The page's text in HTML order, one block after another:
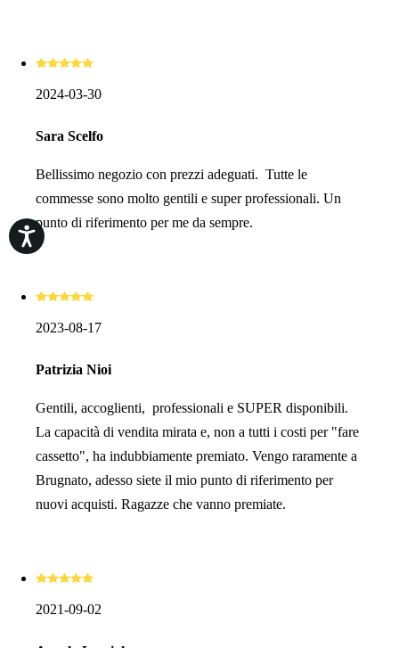
2024-03-30
Sara Scelfo
Bellissimo negozio con prezzi adeguati. Tutte le
commesse sono molto gentili e super professionali. Un
punto di riferimento per me da sempre.
2023-08-17
Patrizia Nioi
Gentili, accoglienti, professionali e SUPER disponibili.
La capacità di vendita mirata e, non a tutti i costi per "fare
cassetto", ha indubbiamente premiato. Vengo raramente a
Brugnato, adesso siete il mio punto di riferimento per
nuovi acquisti. Ragazze che vanno premiate.
2021-09-02